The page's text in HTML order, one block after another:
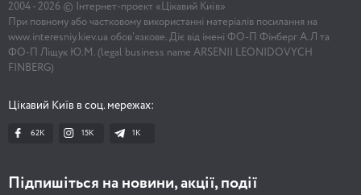
2004 - 2026 © Інтернет-проект «Цікавий Київ»
При повному або частковому використанні матеріалів посилання на
www.interesniy.kiev.ua обов'язкове. Діє від імені ФО-П Фінберг А.Л та
ФО-П Ліщук Ю.М. (legal business name ARSENII LEONIDOVYCH
FINBERG)
Цікавий Київ в соц. мережах:
62K 15K 1К
Підпишіться на новини, акції, події